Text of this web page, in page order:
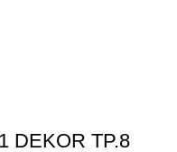
DEKOR TP.8